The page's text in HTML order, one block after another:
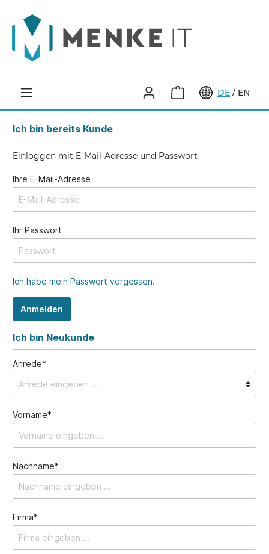
DE / EN
Ich bin bereits Kunde
Einloggen mit E-Mail-Adresse und Passwort
Ihre E-Mail-Adresse
Ihr Passwort
Ich habe mein Passwort vergessen.
Anmelden
Ich bin Neukunde
Anrede*
Vorname*
Nachname*
Firma*